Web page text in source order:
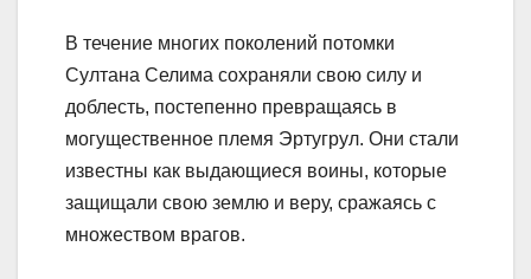
В течение многих поколений потомки
Султана Селима сохраняли свою силу и
доблесть, постепенно превращаясь в
могущественное племя Эртугрул. Они стали
известны как выдающиеся воины, которые
защищали свою землю и веру, сражаясь с
множеством врагов.